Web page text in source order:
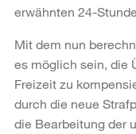
erwähnten 24-
Mit dem nun
es möglich sein, die
Freizeit zu
durch die neue
die Bearbeitung der